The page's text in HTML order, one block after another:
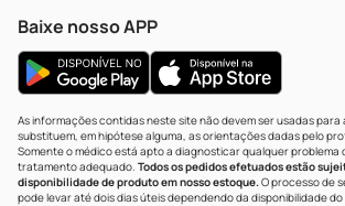
Baixe nosso APP
As informações contidas neste site não devem ser usadas
substituem, em hipótese alguma, as orientações dadas pelo
Somente o médico está apto a diagnosticar qualquer problema
tratamento adequado. Todos os pedidos efetuados estão
disponibilidade de produto em nosso estoque.O processo de
pode levar até dois dias úteis dependendo da disponibilidade